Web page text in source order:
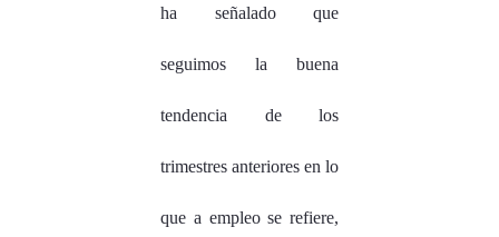
ha señalado que
seguimos la buena
tendencia de los
trimestres anteriores en lo
que a empleo se refiere,